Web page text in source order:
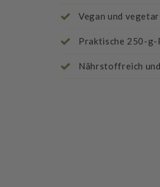
Vegan und
Praktische 250-g-
Nährstoffreich